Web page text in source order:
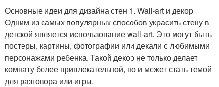
Основные идеи для дизайна стен 1. Wall-art и декор
Одним из самых популярных способов украсить стену в
детской является использование wall-art. Это могут быть
постеры, картины, фотографии или декали с любимыми
персонажами ребенка. Такой декор не только делает
комнату более привлекательной, но и может стать темой
для разговора или игры.